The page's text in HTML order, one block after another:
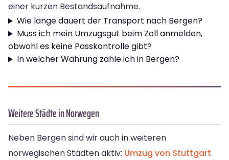
einer kurzen Bestandsaufnahme.
Wie lange dauert der Transport nach Bergen?
Muss ich mein Umzugsgut beim Zoll anmelden,
obwohl es keine Passkontrolle gibt?
In welcher Währung zahle ich in Bergen?
Weitere Städte in Norwegen
Neben Bergen sind wir auch in weiteren
norwegischen Städten aktiv: Umzug von Stuttgart